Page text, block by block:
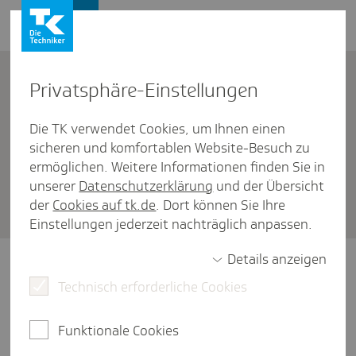
Kontakt
Wann muss ich den Daten­satz
über­mit­teln?
Firmenkunden
/
DTA EEL: Datenaustausch Entgeltersatzleistungen
Schicken Sie die Meldung ab, sobald Sie
erkennen, dass eine Entgeltersatzleistung
anderer Sozialversicherungsträger) Sie dazu
Privat­sphäre-Einstel­lungen
Die TK verwendet Cookies, um Ihnen einen
sicheren und komfortablen Website-Besuch zu
ermöglichen. Weitere Informationen finden Sie in
unserer Datenschutzerklärung und der Übersicht
der Cookies auf tk.de. Dort können Sie Ihre
Einstellungen jederzeit nachträglich anpassen.
Details anzeigen
Technisch erforderliche Cookies
Funktionale Cookies